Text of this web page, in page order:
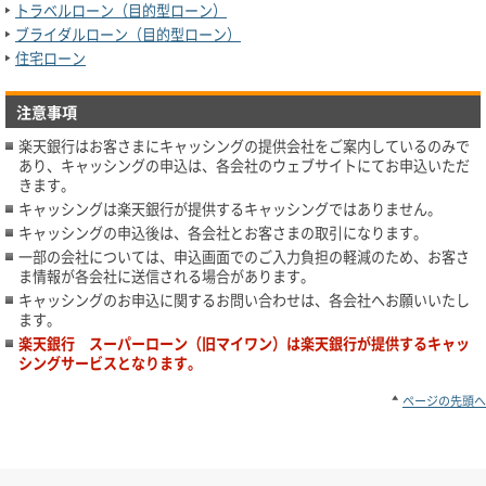
トラベルローン（目的型ローン）
ブライダルローン（目的型ローン）
住宅ローン
注意事項
楽天銀行はお客さまにキャッシングの提供会社をご案内しているのみで
あり、キャッシングの申込は、各会社のウェブサイトにてお申込いただ
きます。
キャッシングは楽天銀行が提供するキャッシングではありません。
キャッシングの申込後は、各会社とお客さまの取引になります。
一部の会社については、申込画面でのご入力負担の軽減のため、お客さ
ま情報が各会社に送信される場合があります。
キャッシングのお申込に関するお問い合わせは、各会社へお願いいたし
ます。
楽天銀行 スーパーローン（旧マイワン）は楽天銀行が提供するキャッ
シングサービスとなります。
ページの先頭へ